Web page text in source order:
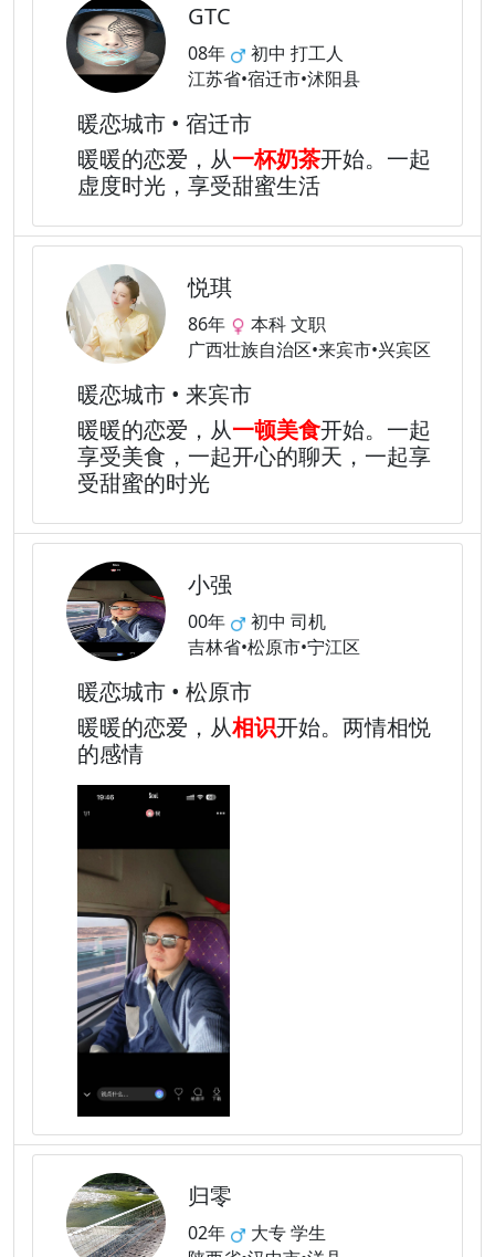
GTC
08年
初中 打工人
江苏省•宿迁市•沭阳县
暖恋城市 • 宿迁市
暖暖的恋爱，从一杯奶茶开始。一起
虚度时光，享受甜蜜生活
悦琪
86年
本科 文职
广西壮族自治区•来宾市•兴宾区
暖恋城市 • 来宾市
暖暖的恋爱，从一顿美食开始。一起
享受美食，一起开心的聊天，一起享
受甜蜜的时光
小强
00年
初中 司机
吉林省•松原市•宁江区
暖恋城市 • 松原市
暖暖的恋爱，从相识开始。两情相悦
的感情
归零
02年
大专 学生